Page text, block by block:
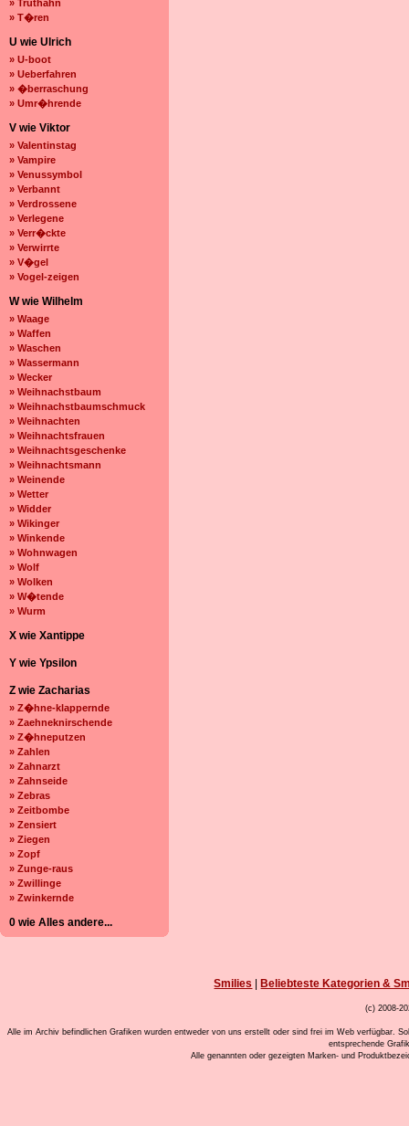
» Truthahn
» T�ren
U wie Ulrich
» U-boot
» Ueberfahren
» �berraschung
» Umr�hrende
V wie Viktor
» Valentinstag
» Vampire
» Venussymbol
» Verbannt
» Verdrossene
» Verlegene
» Verr�ckte
» Verwirrte
» V�gel
» Vogel-zeigen
W wie Wilhelm
» Waage
» Waffen
» Waschen
» Wassermann
» Wecker
» Weihnachstbaum
» Weihnachstbaumschmuck
» Weihnachten
» Weihnachtsfrauen
» Weihnachtsgeschenke
» Weihnachtsmann
» Weinende
» Wetter
» Widder
» Wikinger
» Winkende
» Wohnwagen
» Wolf
» Wolken
» W�tende
» Wurm
X wie Xantippe
Y wie Ypsilon
Z wie Zacharias
» Z�hne-klappernde
» Zaehneknirschende
» Z�hneputzen
» Zahlen
» Zahnarzt
» Zahnseide
» Zebras
» Zeitbombe
» Zensiert
» Ziegen
» Zopf
» Zunge-raus
» Zwillinge
» Zwinkernde
0 wie Alles andere...
Smilies Beliebteste Kategorien &
(c) 2008-
Alle im Archiv befindlichen Grafiken wurden entweder von uns erstellt oder sind frei im Web verfügbar.
entsprechende
Alle genannten oder gezeigten Marken- und